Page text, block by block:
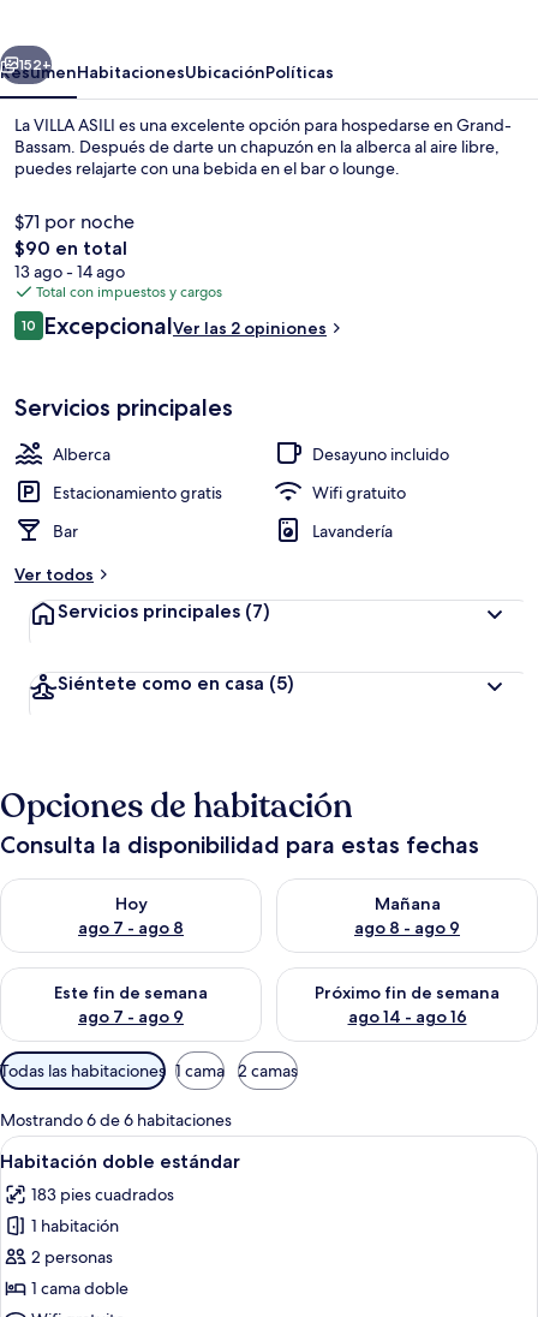
Caja de seguridad en la habitación y
Siguiente
152+
ResumenHabitacionesUbicaciónPolíticas
La VILLA ASILI es una excelente opción para hospedarse en Grand-
Bassam. Después de darte un chapuzón en la alberca al aire libre,
puedes relajarte con una bebida en el bar o lounge.
$71 por noche
El
precio
total
es
de
$90 en total
13 ago - 14 ago
Total con impuestos y cargos
Opiniones
1010 de 10,
ExcepcionalVer las 2 opiniones
Servicios principales
Alberca
Desayuno incluido
Estacionamiento gratis
Wifi gratuito
Bar
Lavandería
Ver todos
Servicios principales (7)
Siéntete como en casa (5)
Opciones de habitación
Consulta la disponibilidad para estas fechas
Hoy
ago 7 - ago 8
Consulta la disponibilidad para hoy ago 7 - ago 8
Mañana
ago 8 - ago 9
Consulta la disponibilidad
Este fin de semana
ago 7 - ago 9
Consulta la disponibilidad para este fin de semana ago 7 -
Próximo fin de semana
ago 14 - ago 16
Consulta la disponibilidad
Filtros
disponibles
para
las
habitaciones
Todas las habitaciones 1 cama 2 camas
Mostrando 6 de 6 habitaciones
Abrir
todas
las
fotos
de
Habitación
Una cama bien tendida con sábanas
14
Habitación doble estándar
183 pies cuadrados
1 habitación
2 personas
1 cama doble